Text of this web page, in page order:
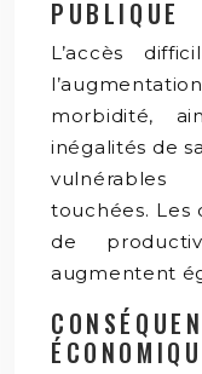
PUBLIQUE
L’accès
morbidité,
inégalités de
touchées. Les
de
augmentent